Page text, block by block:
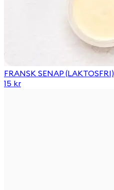
FRANSK SENAP (LAKTOSFRI)
15 kr